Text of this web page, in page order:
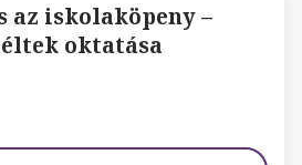
az iskolaköpeny –
oktatása